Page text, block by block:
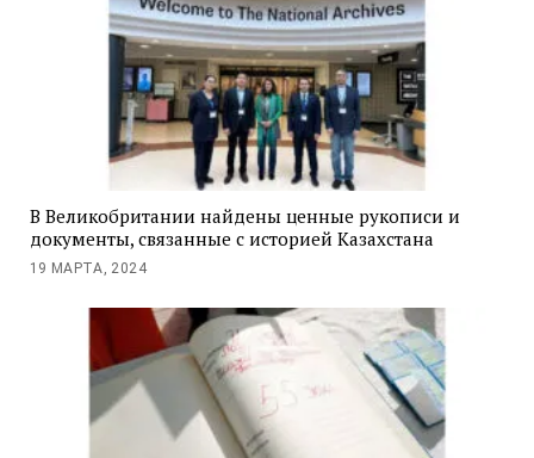
В Великобритании найдены ценные рукописи и
документы, связанные с историей Казахстана
19 МАРТА, 2024